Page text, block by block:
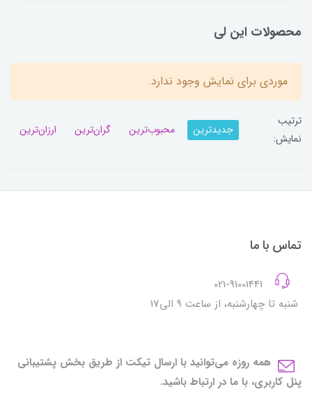
محصولات این لی
موردی برای نمایش وجود ندارد.
ترتیب
نمایش:
جدیدترین محبوب‌ترین گران‌ترین ارزان‌ترین
تماس با ما
شنبه تا چهارشنبه، از ساعت 9 الی17
همه روزه می‌توانید با ارسال تیکت از طریق بخش پشتیبانی
پنل کاربری، با ما در ارتباط باشید.